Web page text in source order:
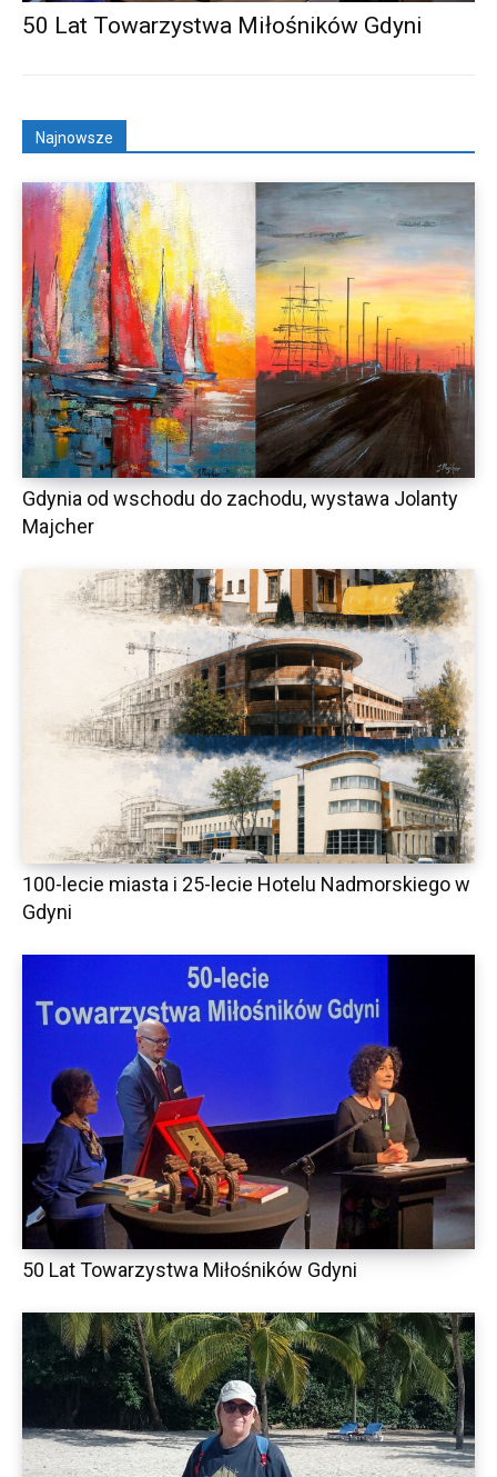
50 Lat Towarzystwa Miłośników Gdyni
Najnowsze
Gdynia od wschodu do zachodu, wystawa Jolanty
Majcher
100-lecie miasta i 25-lecie Hotelu Nadmorskiego w
Gdyni
50 Lat Towarzystwa Miłośników Gdyni